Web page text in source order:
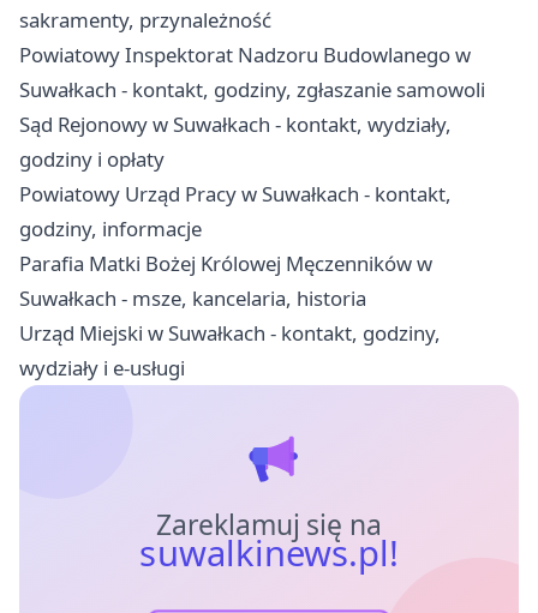
sakramenty, przynależność
Powiatowy Inspektorat Nadzoru Budowlanego w
Suwałkach - kontakt, godziny, zgłaszanie samowoli
Sąd Rejonowy w Suwałkach - kontakt, wydziały,
godziny i opłaty
Powiatowy Urząd Pracy w Suwałkach - kontakt,
godziny, informacje
Parafia Matki Bożej Królowej Męczenników w
Suwałkach - msze, kancelaria, historia
Urząd Miejski w Suwałkach - kontakt, godziny,
wydziały i e-usługi
Zareklamuj się na
suwalkinews.pl!